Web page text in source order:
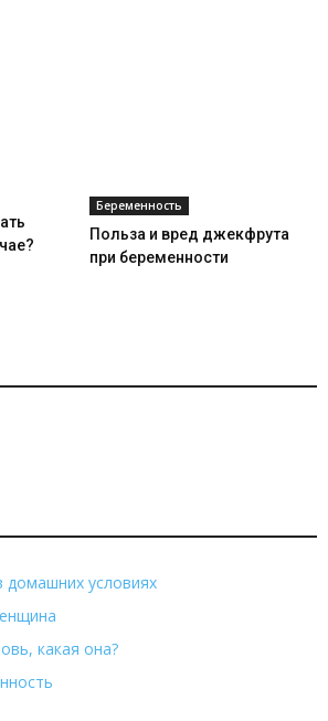
Беременность
Польза и вред джекфрута
при беременности
домашних условиях
какая она?